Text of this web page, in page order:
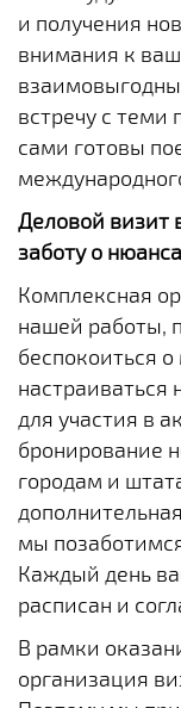
и получения
внимания к
встречу с
сами готовы
Деловой визит
заботу о
Комплексная
нашей работы,
беспокоиться
настраиваться
для участия в
бронирование
городам и
мы
Каждый день
расписан и
В рамки
организация